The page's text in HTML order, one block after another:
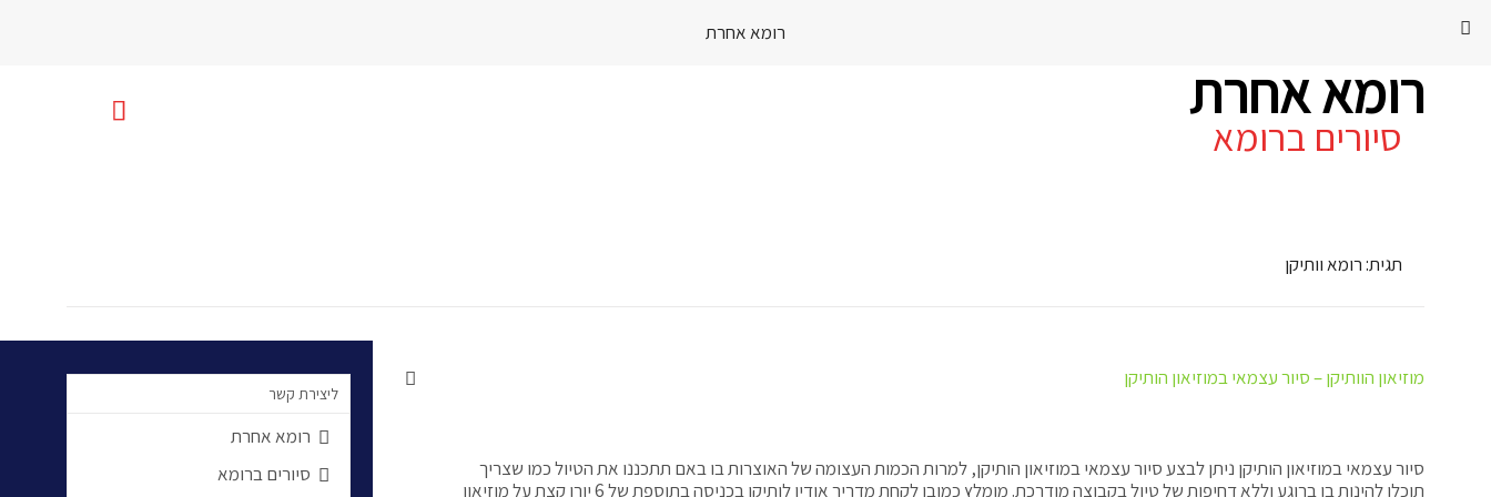
רומא אחרת
סיורים ברומא 
תגית:רומא וותיקן
ליצירת קשר
 רומא אחרת
 סיורים ברומא
 מוזיאון הוותיקן – סיור עצמאי במוזיאון הותיקן
סיור עצמאי במוזיאון הותיקן ניתן לבצע סיור עצמאי במוזיאון הותיקן, למרות הכמות העצומה של האוצרות בו באם תתכננו את הטיול כמו שצריך
תוכלו להינות בו ברוגע וללא דחיפות של טיול בקבוצה מודרכת. מומלץ כמובן לקחת מדריך אודיו לותיקן בכניסה בתוספת של 6 יורו קצת על מוזיאון
רומא אחרת